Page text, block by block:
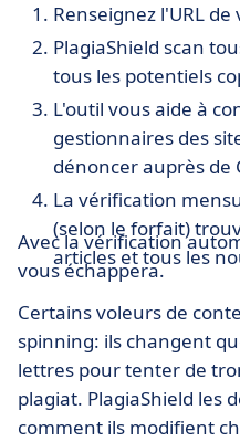
Renseignez l'URL de
PlagiaShield scan
tous les potentiels
L'outil vous aide à
gestionnaires des
dénoncer auprès de
La vérification
(selon le forfait)
articles et tous les
Avec la vérification
vous échappera.
Certains voleurs de
spinning: ils changent
lettres pour tenter de
plagiat. PlagiaShield les
comment ils modifient